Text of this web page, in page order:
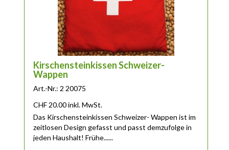
Kirschensteinkissen Schweizer-
Wappen
Art.-Nr.: 2 20075
CHF 20.00 inkl. MwSt.
Das Kirschensteinkissen Schweizer- Wappen ist im
zeitlosen Design gefasst und passt demzufolge in
jeden Haushalt! Frühe......